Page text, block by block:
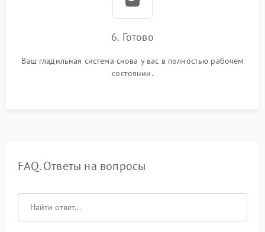
6. Готово
Ваш гладильная система снова у вас в полностью рабочем
состоянии.
FAQ. Ответы на вопросы